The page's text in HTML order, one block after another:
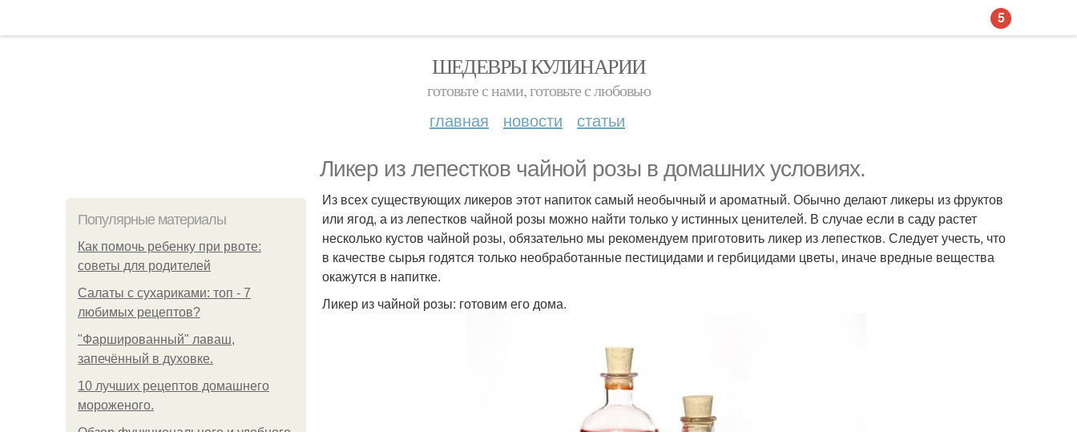
ШЕДЕВРЫ КУЛИНАРИИ
готовьте с нами, готовьте с любовью
главная новости статьи
Ликер из лепестков чайной розы в домашних условиях.
Популярные материалы
Как помочь ребенку при рвоте:
советы для родителей
Салаты с сухариками: топ - 7
любимых рецептов?
"Фаршированный" лаваш,
запечённый в духовке.
10 лучших рецептов домашнего
мороженого.
Из всех существующих ликеров этот напиток самый необычный и ароматный. Обычно делают ликеры из фруктов
или ягод, а из лепестков чайной розы можно найти только у истинных ценителей. В случае если в саду растет
несколько кустов чайной розы, обязательно мы рекомендуем приготовить ликер из лепестков. Следует учесть, что
в качестве сырья годятся только необработанные пестицидами и гербицидами цветы, иначе вредные вещества
окажутся в напитке.
Ликер из чайной розы: готовим его дома.
5